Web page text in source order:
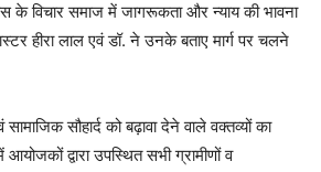
के विचार समाज में जागरूकता और न्याय की भावना
हीरा लाल एवं डॉ. ने उनके बताए मार्ग पर चलने
सामाजिक सौहार्द को बढ़ावा देने वाले वक्तव्यों का
द्वारा उपस्थित सभी ग्रामीणों व